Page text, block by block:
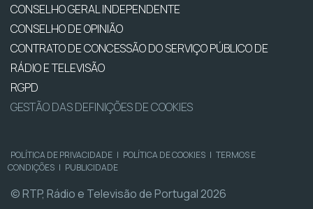
CONSELHO GERAL INDEPENDENTE
CONSELHO DE OPINIÃO
CONTRATO DE CONCESSÃO DO SERVIÇO PÚBLICO DE
RÁDIO E TELEVISÃO
RGPD
GESTÃO DAS DEFINIÇÕES DE COOKIES
POLÍTICA DE PRIVACIDADE | POLÍTICA DE COOKIES | TERMOS E
CONDIÇÕES | PUBLICIDADE
© RTP, Rádio e Televisão de Portugal 2026